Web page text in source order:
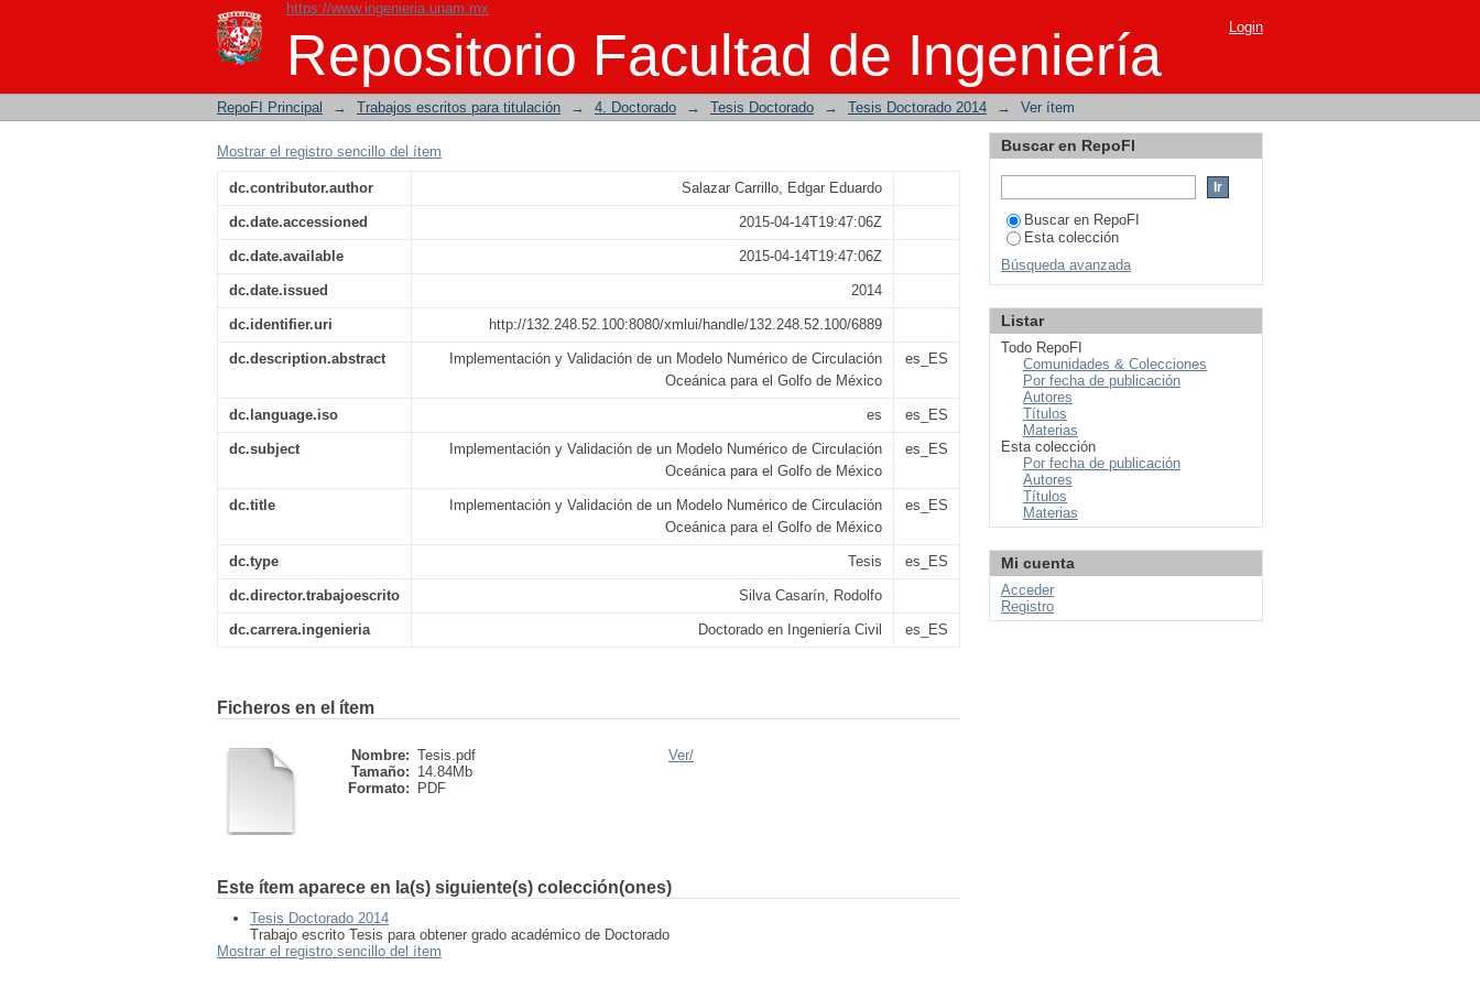
https://www.ingenieria.unam.mx
Repositorio Facultad de Ingeniería
Implementación y Validación de un Modelo Numérico de Circulación Oceánica
para el Golfo de México
Login
RepoFI Principal → Trabajos escritos para titulación → 4. Doctorado → Tesis Doctorado → Tesis Doctorado 2014 → Ver ítem
Mostrar el registro sencillo del ítem
dc.contributor.author Salazar Carrillo, Edgar Eduardo
dc.date.accessioned 2015-04-14T19:47:06Z
dc.date.available 2015-04-14T19:47:06Z
dc.date.issued 2014
dc.identifier.uri http://132.248.52.100:8080/xmlui/handle/132.248.52.100/6889
dc.description.abstract
Implementación y Validación de un Modelo Numérico de Circulación
Oceánica para el Golfo de México
es_ES
dc.language.iso es es_ES
dc.subject
Implementación y Validación de un Modelo Numérico de Circulación
Oceánica para el Golfo de México
es_ES
dc.title
Implementación y Validación de un Modelo Numérico de Circulación
Oceánica para el Golfo de México
es_ES
dc.type Tesis es_ES
dc.director.trabajoescrito Silva Casarín, Rodolfo
dc.carrera.ingenieria Doctorado en Ingeniería Civil es_ES
Ficheros en el ítem
Nombre: Tesis.pdf
Tamaño: 14.84Mb
Formato:
PDF
Ver/
Este ítem aparece en la(s) siguiente(s) colección(ones)
Tesis Doctorado 2014
Trabajo escrito Tesis para obtener grado académico de Doctorado
Mostrar el registro sencillo del ítem
Buscar en RepoFI
Buscar en RepoFI
Esta colección
Búsqueda avanzada
Listar
Todo RepoFI
Comunidades & Colecciones
Por fecha de publicación
Autores
Títulos
Materias
Esta colección
Por fecha de publicación
Autores
Títulos
Materias
Mi cuenta
Acceder
Registro